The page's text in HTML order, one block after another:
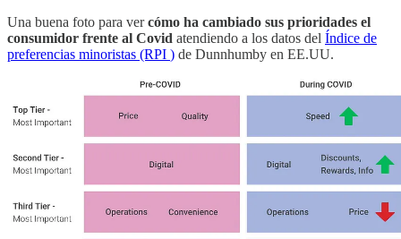
Una buena foto para vercómo ha cambiado sus prioridades el
consumidor frente al Covid atendiendo a los datos del Índice de
preferencias minoristas (RPI ) de Dunnhumby en EE.UU.